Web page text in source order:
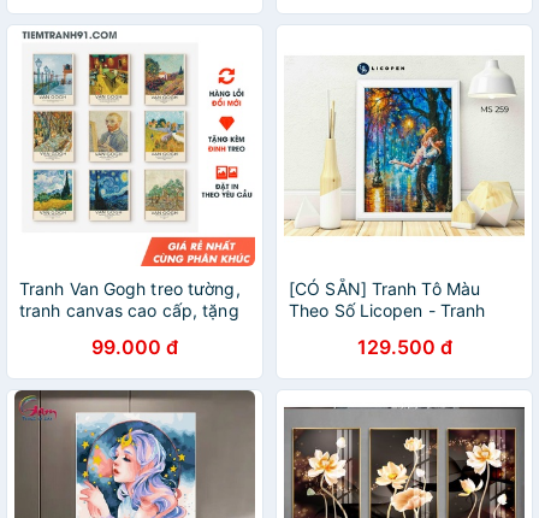
Tranh Van Gogh treo tường,
tranh canvas cao cấp, tặng
99.000 đ
[CÓ SẴN] Tranh Tô Màu
Theo Số Licopen - Tranh
129.500 đ